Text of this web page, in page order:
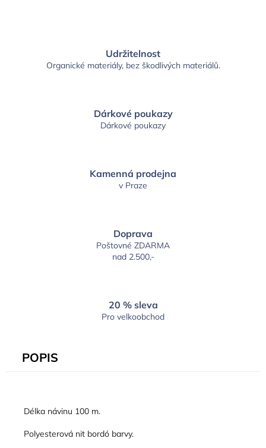
Udržitelnost
Organické materiály, bez škodlivých materiálů.
Dárkové poukazy
Dárkové poukazy
Kamenná prodejna
v Praze
Doprava
Poštovné ZDARMA
nad 2.500,-
20 % sleva
Pro velkoobchod
POPIS
Délka návinu 100 m.
Polyesterová nit bordó barvy.